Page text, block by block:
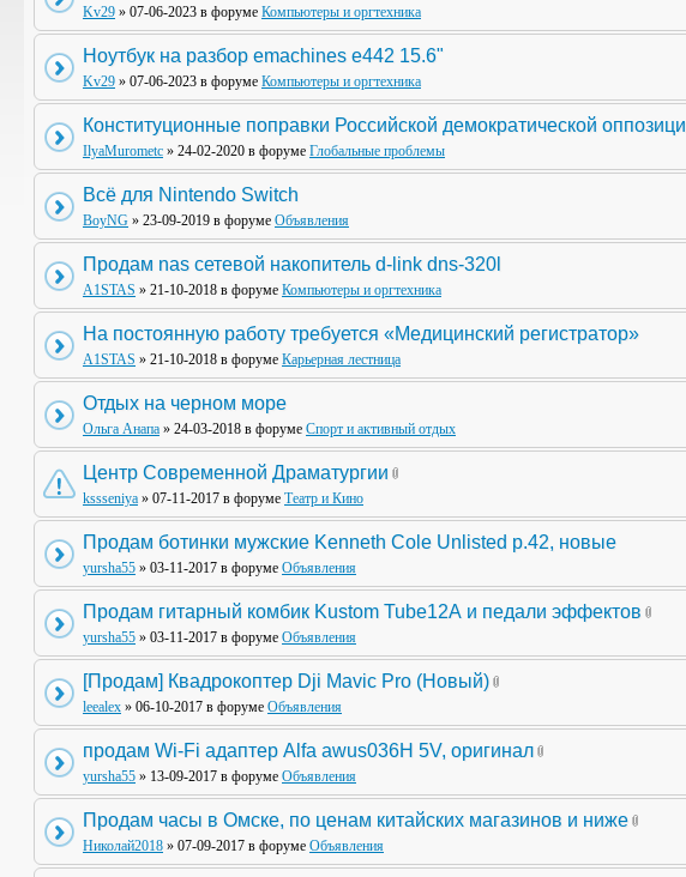
Kv29 » 07-06-2023 в форуме Компьютеры и оргтехника
Ноутбук на разбор emachines e442 15.6"
Kv29 » 07-06-2023 в форуме Компьютеры и оргтехника
Конституционные поправки Российской демократической оппозици
IlyaMurometc » 24-02-2020 в форуме Глобальные проблемы
Всё для Nintendo Switch
BoyNG » 23-09-2019 в форуме Объявления
Продам nas сетевой накопитель d-link dns-320l
A1STAS » 21-10-2018 в форуме Компьютеры и оргтехника
На постоянную работу требуется «Медицинский регистратор»
A1STAS » 21-10-2018 в форуме Карьерная лестница
Отдых на черном море
Ольга Анапа » 24-03-2018 в форуме Спорт и активный отдых
Центр Современной Драматургии
kssseniya » 07-11-2017 в форуме Театр и Кино
Продам ботинки мужские Kenneth Cole Unlisted р.42, новые
yursha55 » 03-11-2017 в форуме Объявления
Продам гитарный комбик Kustom Tube12А и педали эффектов
yursha55 » 03-11-2017 в форуме Объявления
[Продам] Квадрокоптер Dji Mavic Pro (Новый)
leealex » 06-10-2017 в форуме Объявления
продам Wi-Fi адаптер Alfa awus036H 5V, оригинал
yursha55 » 13-09-2017 в форуме Объявления
Продам часы в Омске, по ценам китайских магазинов и ниже
Николай2018 » 07-09-2017 в форуме Объявления